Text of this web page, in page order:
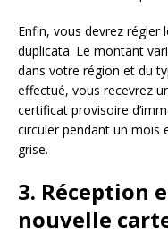
Enfin, vous devrez régler
duplicata. Le montant
dans votre région et du
effectué, vous recevrez
certificat provisoire
circuler pendant un mois
grise.
3. Réception
nouvelle